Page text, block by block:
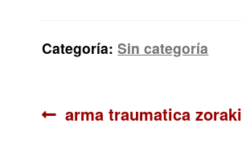
Categoría:Sin categoría
Navegación
Anterior:
arma traumatica zoraki